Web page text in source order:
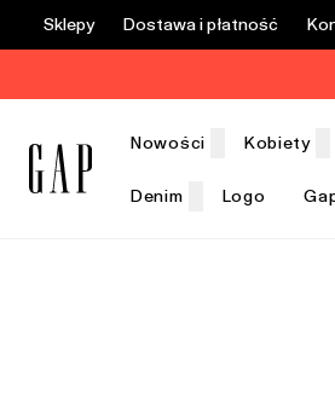
Sklepy Dostawa i płatność
Nowości Kobiety
Denim Logo